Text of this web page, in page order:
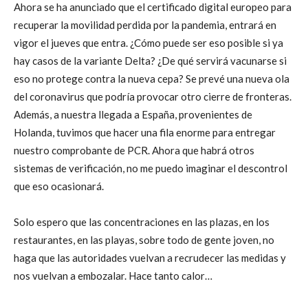
Ahora se ha anunciado que el certificado digital europeo para
recuperar la movilidad perdida por la pandemia, entrará en
vigor el jueves que entra. ¿Cómo puede ser eso posible si ya
hay casos de la variante Delta? ¿De qué servirá vacunarse si
eso no protege contra la nueva cepa? Se prevé una nueva ola
del coronavirus que podría provocar otro cierre de fronteras.
Además, a nuestra llegada a España, provenientes de
Holanda, tuvimos que hacer una fila enorme para entregar
nuestro comprobante de PCR. Ahora que habrá otros
sistemas de verificación, no me puedo imaginar el descontrol
que eso ocasionará.
Solo espero que las concentraciones en las plazas, en los
restaurantes, en las playas, sobre todo de gente joven, no
haga que las autoridades vuelvan a recrudecer las medidas y
nos vuelvan a embozalar. Hace tanto calor…